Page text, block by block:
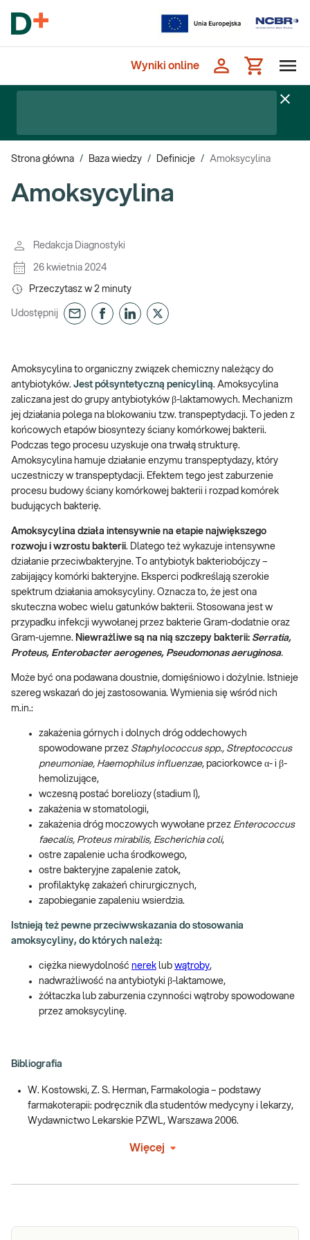
Wyniki online
Strona główna / Baza wiedzy / Definicje / Amoksycylina
Amoksycylina
Redakcja Diagnostyki
26 kwietnia 2024
Przeczytasz w 2 minuty
Udostępnij
Amoksycylina to organiczny związek chemiczny należący do
antybiotyków. Jest półsyntetyczną penicyliną. Amoksycylina
zaliczana jest do grupy antybiotyków β-laktamowych. Mechanizm
jej działania polega na blokowaniu tzw. transpeptydacji. To jeden z
końcowych etapów biosyntezy ściany komórkowej bakterii.
Podczas tego procesu uzyskuje ona trwałą strukturę.
Amoksycylina hamuje działanie enzymu transpeptydazy, który
uczestniczy w transpeptydacji. Efektem tego jest zaburzenie
procesu budowy ściany komórkowej bakterii i rozpad komórek
budujących bakterię.
Amoksycylina działa intensywnie na etapie największego
rozwoju i wzrostu bakterii. Dlatego też wykazuje intensywne
działanie przeciwbakteryjne. To antybiotyk bakteriobójczy –
zabijający komórki bakteryjne. Eksperci podkreślają szerokie
spektrum działania amoksycyliny. Oznacza to, że jest ona
skuteczna wobec wielu gatunków bakterii. Stosowana jest w
przypadku infekcji wywołanej przez bakterie Gram-dodatnie oraz
Gram-ujemne. Niewrażliwe są na nią szczepy bakterii: Serratia,
Proteus, Enterobacter aerogenes, Pseudomonas aeruginosa.
Może być ona podawana doustnie, domięśniowo i dożylnie. Istnieje
szereg wskazań do jej zastosowania. Wymienia się wśród nich
m.in.:
zakażenia górnych i dolnych dróg oddechowych
spowodowane przez Staphylococcus spp., Streptococcus
pneumoniae, Haemophilus influenzae, paciorkowce α- i β-
hemolizujące,
wczesną postać boreliozy (stadium I),
zakażenia w stomatologii,
zakażenia dróg moczowych wywołane przez Enterococcus
faecalis, Proteus mirabilis, Escherichia coli,
ostre zapalenie ucha środkowego,
ostre bakteryjne zapalenie zatok,
profilaktykę zakażeń chirurgicznych,
zapobieganie zapaleniu wsierdzia.
Istnieją też pewne przeciwwskazania do stosowania
amoksycyliny, do których należą:
ciężka niewydolność nerek lub wątroby,
nadwrażliwość na antybiotyki β-laktamowe,
żółtaczka lub zaburzenia czynności wątroby spowodowane
przez amoksycylinę.
Bibliografia
W. Kostowski, Z. S. Herman, Farmakologia – podstawy
farmakoterapii: podręcznik dla studentów medycyny i lekarzy,
Wydawnictwo Lekarskie PZWL, Warszawa 2006.
Więcej